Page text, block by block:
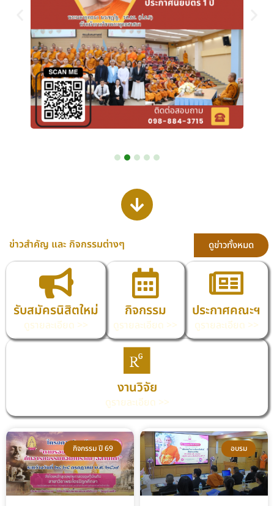
ข่าวสำคัญ และ กิจกรรมต่างๆ ดูข่าวทั้งหมด
รับสมัครนิสิตใหม่
ดูรายละเอียด >>
กิจกรรม
ดูรายละเอียด >>
ประกาศคณะฯ
ดูรายละเอียด >>
งานวิจัย
ดูรายละเอียด >>
กิจกรรม ปี 69 อบรม